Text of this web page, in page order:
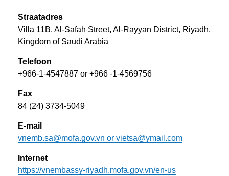
Straatadres
Villa 11B, Al-Safah Street, Al-Rayyan District, Riyadh,
Kingdom of Saudi Arabia
Telefoon
+966-1-4547887 or +966 -1-4569756
Fax
84 (24) 3734-5049
E-mail
vnemb.sa@mofa.gov.vn or vietsa@ymail.com
Internet
https://vnembassy-riyadh.mofa.gov.vn/en-us